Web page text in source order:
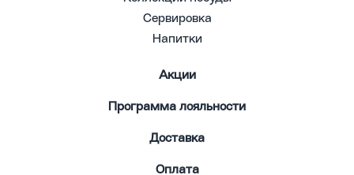
Сервировка
Напитки
Акции
Программа лояльности
Доставка
Оплата